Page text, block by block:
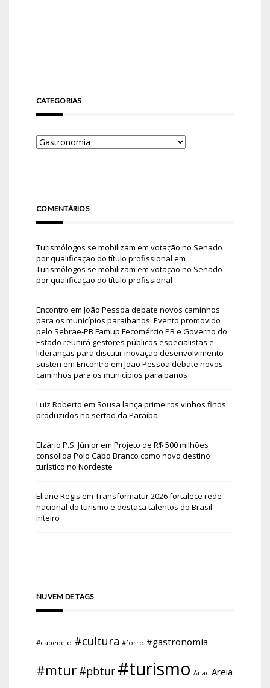
CATEGORIAS
COMENTÁRIOS
Turismólogos se mobilizam em votação no Senado
por qualificação do título profissional em
Turismólogos se mobilizam em votação no Senado
por qualificação do título profissional
Encontro em João Pessoa debate novos caminhos
para os municípios paraibanos. Evento promovido
pelo Sebrae-PB Famup Fecomércio PB e Governo do
Estado reunirá gestores públicos especialistas e
lideranças para discutir inovação desenvolvimento
susten em Encontro em João Pessoa debate novos
caminhos para os municípios paraibanos
Luiz Roberto em Sousa lança primeiros vinhos finos
produzidos no sertão da Paraíba
Elzário P.S. Júniorem Projeto de R$ 500 milhões
consolida Polo Cabo Branco como novo destino
turístico no Nordeste
Eliane Regis em Transformatur 2026 fortalece rede
nacional do turismo e destaca talentos do Brasil
inteiro
NUVEM DE TAGS
#cabedelo #cultura #forro #gastronomia
#mtur #pbtur #turismo Anac Areia